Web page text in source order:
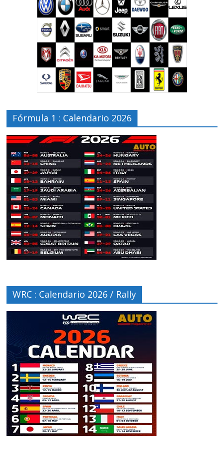
Fórmula 1 : Calendario 2026
WRC : Calendario 2026 / Rally